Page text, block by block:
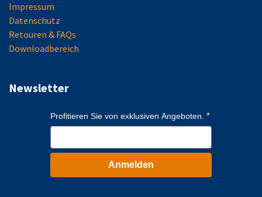
Impressum
Datenschutz
Retouren & FAQs
Downloadbereich
Newsletter
Profitieren Sie von exklusiven Angeboten.
Anmelden